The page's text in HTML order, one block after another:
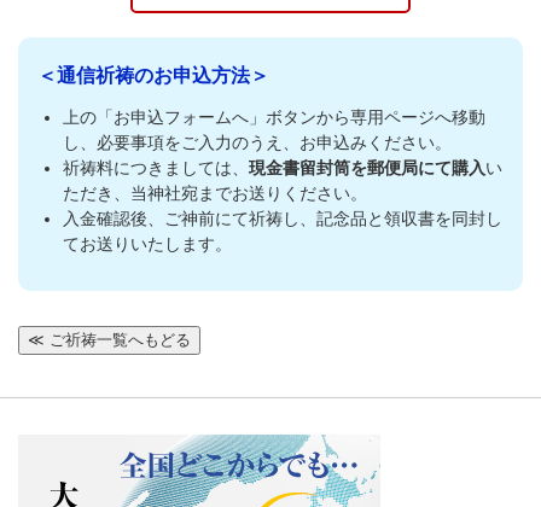
＜通信祈祷のお申込方法＞
上の「お申込フォームへ」ボタンから専用ページへ移動
し、必要事項をご入力のうえ、お申込みください。
祈祷料につきましては、 現金書留封筒を郵便局にて購入い
ただき、当神社宛までお送りください。
入金確認後、ご神前にて祈祷し、記念品と領収書を同封し
てお送りいたします。
≪ ご祈祷一覧へもどる